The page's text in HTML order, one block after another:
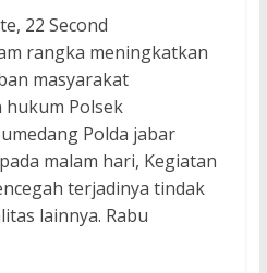
22 Second
rangka meningkatkan
masyarakat
hukum Polsek
Polda jabar
malam hari, Kegiatan
terjadinya tindak
lainnya. Rabu